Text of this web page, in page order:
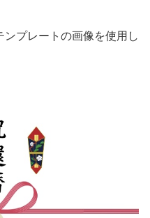
プレートの画像を使用し